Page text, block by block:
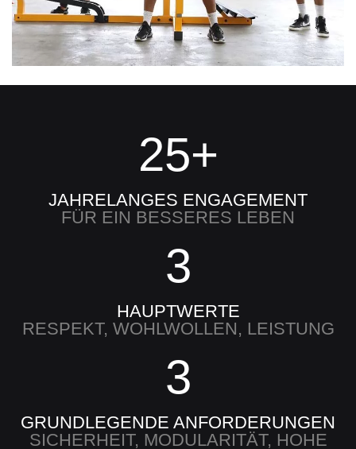
25+
JAHRELANGES ENGAGEMENT
FÜR EIN BESSERES LEBEN
3
HAUPTWERTE
RESPEKT, WOHLWOLLEN, LEISTUNG
3
GRUNDLEGENDE ANFORDERUNGEN
SICHERHEIT, MODULARITÄT, HOHE